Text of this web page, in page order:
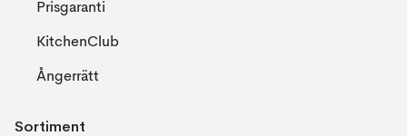
Prisgaranti
KitchenClub
Ångerrätt
Sortiment